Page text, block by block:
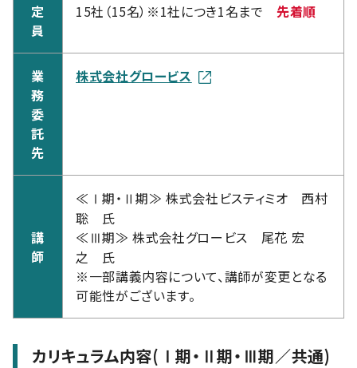
定
員
15社（15名）※1社につき1名まで 先着順
業
務
委
託
先
株式会社グロービス
講
師
≪Ⅰ期・Ⅱ期≫ 株式会社ビスティミオ 西村
聡 氏
≪Ⅲ期≫ 株式会社グロービス 尾花 宏
之 氏
※一部講義内容について、講師が変更となる
可能性がございます。
カリキュラム内容(Ⅰ期・Ⅱ期・Ⅲ期／共通)